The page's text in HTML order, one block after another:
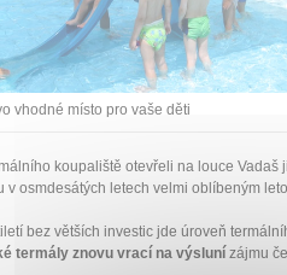
vhodné místo pro vaše děti
koupaliště otevřeli na louce Vadaš
v osmdesátých letech velmi oblíbeným
bez větších investic jde úroveň
termály znovu vrací na výsluní zájmu